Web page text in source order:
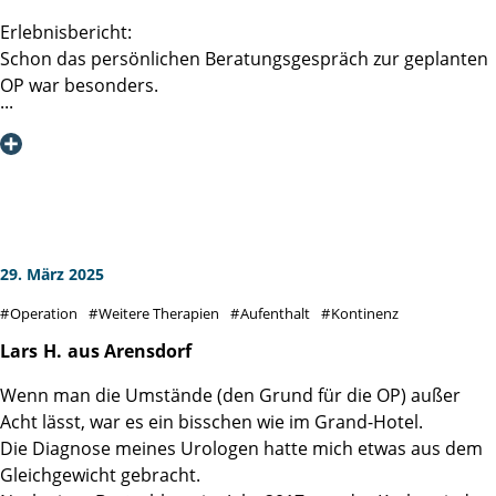
Erlebnisbericht:
Schon das persönlichen Beratungsgespräch zur geplanten
OP war besonders.
Frau Prof. Dr. D. Tilki wusste bestens, über meine im
Vorfeld eingereichten Befunde (Biopsie,
von mir präferierte Operationsmethode stehen. Das
vertrauensvoll, es wurde aber auch gescherzt und gelacht.
Herzlichen Dank hierfür.
Nach dieser Beratung blickte ich voll Zuversicht und mit
noch mehr Vertrauen auf die anstehende OP.
Damit war aber auch die Erwartungshaltung an den
29. März 2025
Operation Weitere Therapien Aufenthalt Kontinenz
Lars H. aus Arensdorf
Wenn man die Umstände (den Grund für die OP) außer
Acht lässt, war es ein bisschen wie im Grand-Hotel.
Die Diagnose meines Urologen hatte mich etwas aus dem
Gleichgewicht gebracht.